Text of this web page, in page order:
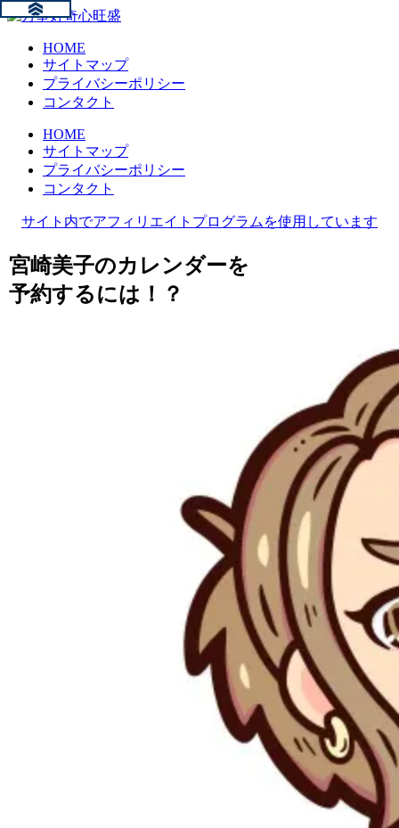
HOME
サイトマップ
プライバシーポリシー
コンタクト
HOME
サイトマップ
プライバシーポリシー
コンタクト
サイト内でアフィリエイトプログラムを使用しています
宮崎美子のカレンダーを
予約するには！？